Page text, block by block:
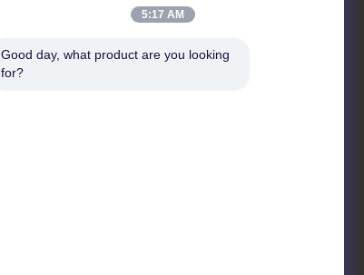
5:17 AM
Good day, what product are you looking
for?